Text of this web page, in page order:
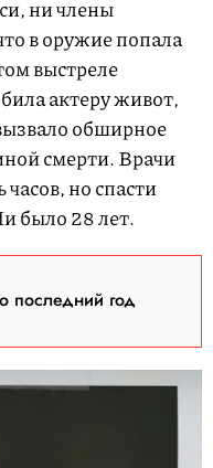
ни члены
в оружие попала
выстреле
актеру живот,
обширное
смерти. Врачи
но спасти
было 28 лет.
последний год